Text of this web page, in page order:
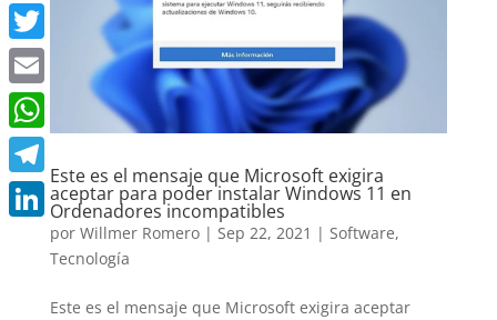
Este es el mensaje que Microsoft exigira
aceptar para poder instalar Windows 11 en
Ordenadores incompatibles
por Willmer Romero| Sep 22, 2021 | Software,
Tecnología
Este es el mensaje que Microsoft exigira aceptar
Facebook
Twitter
Email
WhatsApp
Telegram
LinkedIn